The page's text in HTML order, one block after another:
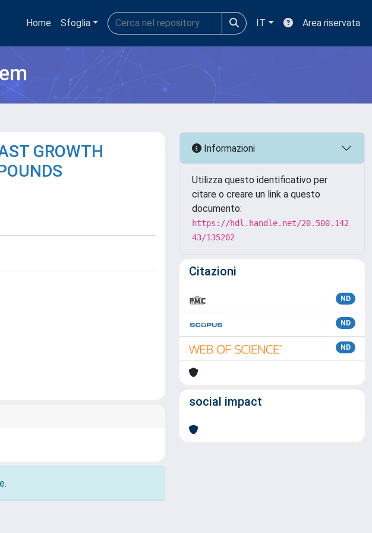
Home Sfoglia IT Area riservata
GROWTH
Informazioni
Utilizza questo identificativo per
citare o creare un link a questo
documento:
https://hdl.handle.net/20.500.142
43/135202
Citazioni
ND
ND
ND
social impact